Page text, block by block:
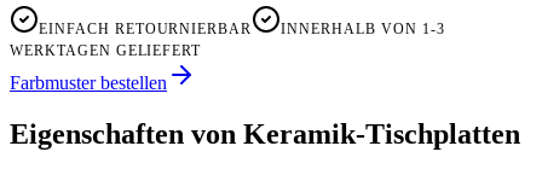
EINFACH RETOURNIERBAR
INNERHALB VON 1-3
WERKTAGEN GELIEFERT
Farbmuster bestellen
Eigenschaften von Keramik-Tischplatten